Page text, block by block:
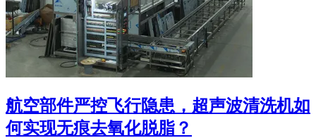
航空部件严控飞行隐患，超声波清洗机如
何实现无痕去氧化脱脂？